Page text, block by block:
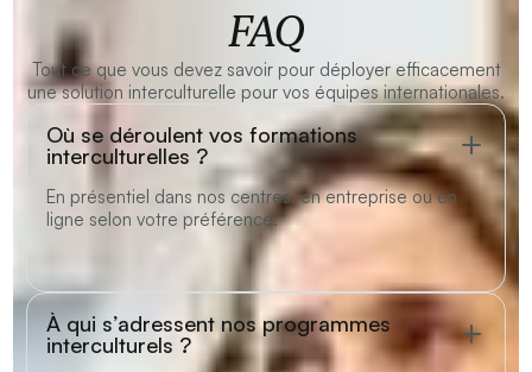
FAQ
Tout ce que vous devez savoir pour déployer efficacement
une solution interculturelle pour vos équipes internationales.
Où se déroulent vos formations
interculturelles ?
En présentiel dans nos centres, en entreprise ou en
ligne selon votre préférence.
À qui s’adressent nos programmes
interculturels ?